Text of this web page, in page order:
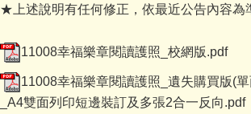
★上述說明有任何修正，依最近公告內容為
11008幸福樂章閱讀護照_校網版.pdf
11008幸福樂章閱讀護照_遺失購買版(
_A4雙面列印短邊裝訂及多張2合一反向.pdf